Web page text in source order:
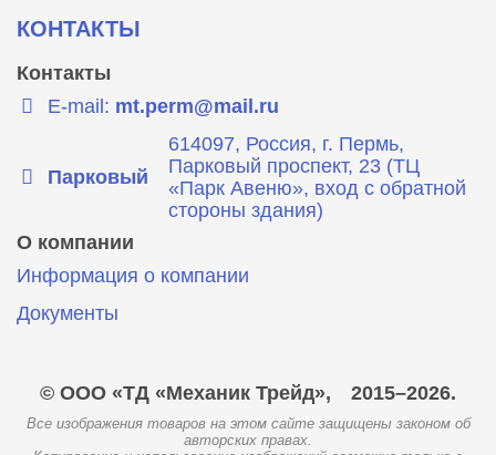
КОНТАКТЫ
Контакты
E-mail: mt.perm@mail.ru
Парковый
614097, Россия, г. Пермь,
Парковый проспект, 23 (ТЦ
«Парк Авеню», вход с обратной
стороны здания)
О компании
Информация о компании
Документы
© ООО «ТД «Механик Трейд», 2015–2026.
Все изображения товаров на этом сайте защищены законом об
авторских правах.